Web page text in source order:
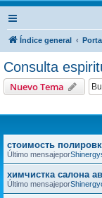
Índice general
Consulta
Nuevo Tema
стоимость
Último mensajepor
химчистка салона
Último mensajepor